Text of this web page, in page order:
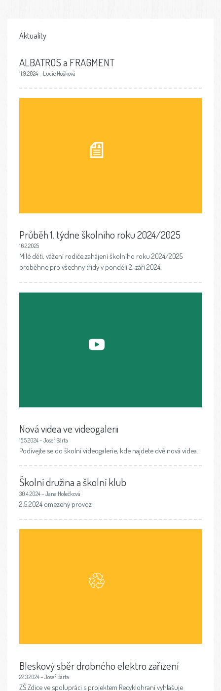
Aktuality
ALBATROS a FRAGMENT
11.9.2024 – Lucie Hošková
Průběh 1. týdne školního roku 2024/2025
16.2.2025
Milé děti, vážení rodiče,zahájení školního roku 2024/2025
proběhne pro všechny třídy v pondělí 2. září 2024.
Nová videa ve videogalerii
15.5.2024 – Josef Bárta
Podívejte se do školní videogalerie, kde najdete dvě nová videa..
Školní družina a školní klub
30.4.2024 – Jana Holečková
2.5.2024 omezený provoz
Bleskový sběr drobného elektro zařízení
22.3.2024 – Josef Bárta
ZŠ Zdice ve spolupráci s projektem Recyklohraní vyhlašuje